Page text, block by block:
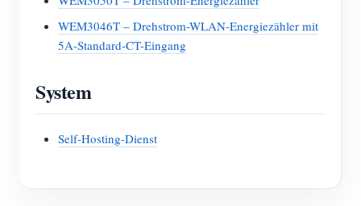
WEM3046T – Drehstrom-WLAN-Energiezähler mit
5A-Standard-CT-Eingang
System
Self-Hosting-Dienst